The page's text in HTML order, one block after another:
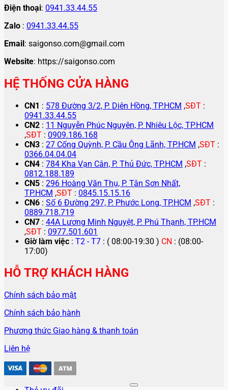
Điện thoại: 0941.33.44.55
Zalo : 0941.33.44.55
Email: saigonso.com@gmail.com
Website: https://saigonso.com
HỆ THỐNG CỬA HÀNG
CN1 : 578 Đường 3/2, P. Diên Hồng, TP.HCM ,SĐT :
0941.33.44.55
CN2 : 11 Nguyễn Phúc Nguyên, P. Nhiêu Lộc, TP.HCM
,SĐT : 0909.186.168
CN3 : 27 Cống Quỳnh, P. Cầu Ông Lãnh, TP.HCM ,SĐT :
0366.04.04.04
CN4 : 784 Kha Vạn Cân, P. Thủ Đức, TP.HCM ,SĐT :
0812.188.189
CN5 : 296 Hoàng Văn Thụ, P. Tân Sơn Nhất,
TP.HCM ,SĐT : 0845.15.15.16
CN6 : Số 6 Đường 297, P. Phước Long, TP.HCM ,SĐT :
0889.718.719
CN7 : 44A Lương Minh Nguyệt, P. Phú Thạnh, TP.HCM
,SĐT : 0977.501.601
Giờ làm việc : T2 - T7 : ( 08:00-19:30 ) CN : (08:00-
17:00)
HỖ TRỢ KHÁCH HÀNG
Chính sách bảo mật
Chính sách bảo hành
Phương thức Giao hàng & thanh toán
Liên hệ